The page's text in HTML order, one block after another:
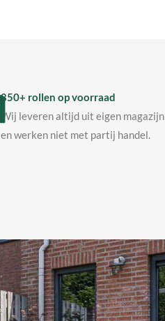
850+ rollen op voorraad
Wij leveren altijd uit eigen magazijn
en werken niet met partij handel.